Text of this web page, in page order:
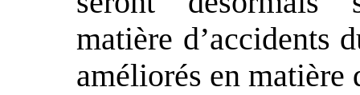
matière d’accidents
améliorés en matière